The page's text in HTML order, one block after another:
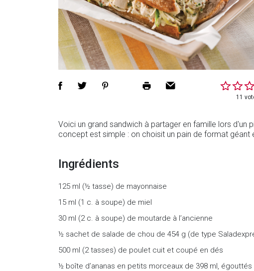
11
Voici un grand sandwich à partager en famille lors d'un
concept est simple : on choisit un pain de format géant
Ingrédients
125 ml (½ tasse) de mayonnaise
15 ml (1 c. à soupe) de miel
30 ml (2 c. à soupe) de moutarde à l’ancienne
½ sachet de salade de chou de 454 g (de type
500 ml (2 tasses) de poulet cuit et coupé en dés
½ boîte d’ananas en petits morceaux de 398 ml, égouttés